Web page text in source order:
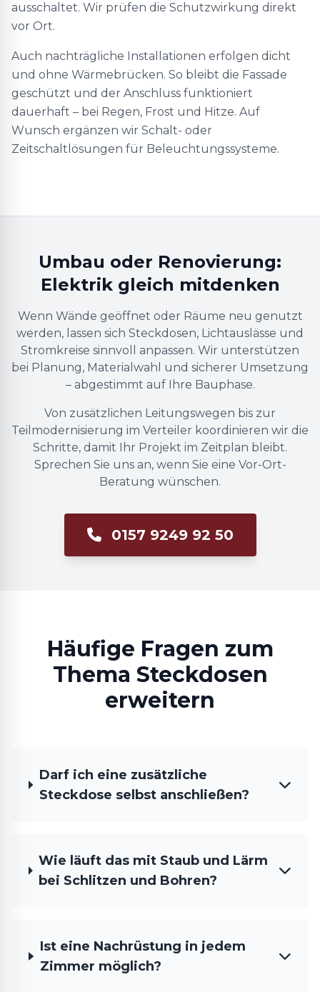
ausschaltet. Wir prüfen die Schutzwirkung direkt
vor Ort.
Auch nachträgliche Installationen erfolgen dicht
und ohne Wärmebrücken. So bleibt die Fassade
geschützt und der Anschluss funktioniert
dauerhaft – bei Regen, Frost und Hitze. Auf
Wunsch ergänzen wir Schalt- oder
Zeitschaltlösungen für Beleuchtungssysteme.
Umbau oder Renovierung:
Elektrik gleich mitdenken
Wenn Wände geöffnet oder Räume neu genutzt
werden, lassen sich Steckdosen, Lichtauslässe und
Stromkreise sinnvoll anpassen. Wir unterstützen
bei Planung, Materialwahl und sicherer Umsetzung
– abgestimmt auf Ihre Bauphase.
Von zusätzlichen Leitungswegen bis zur
Teilmodernisierung im Verteiler koordinieren wir die
Schritte, damit Ihr Projekt im Zeitplan bleibt.
Sprechen Sie uns an, wenn Sie eine Vor-Ort-
Beratung wünschen.
0157 9249 92 50
Häufige Fragen zum
Thema Steckdosen
erweitern
Darf ich eine zusätzliche
Steckdose selbst anschließen?
Wie läuft das mit Staub und Lärm
bei Schlitzen und Bohren?
Ist eine Nachrüstung in jedem
Zimmer möglich?